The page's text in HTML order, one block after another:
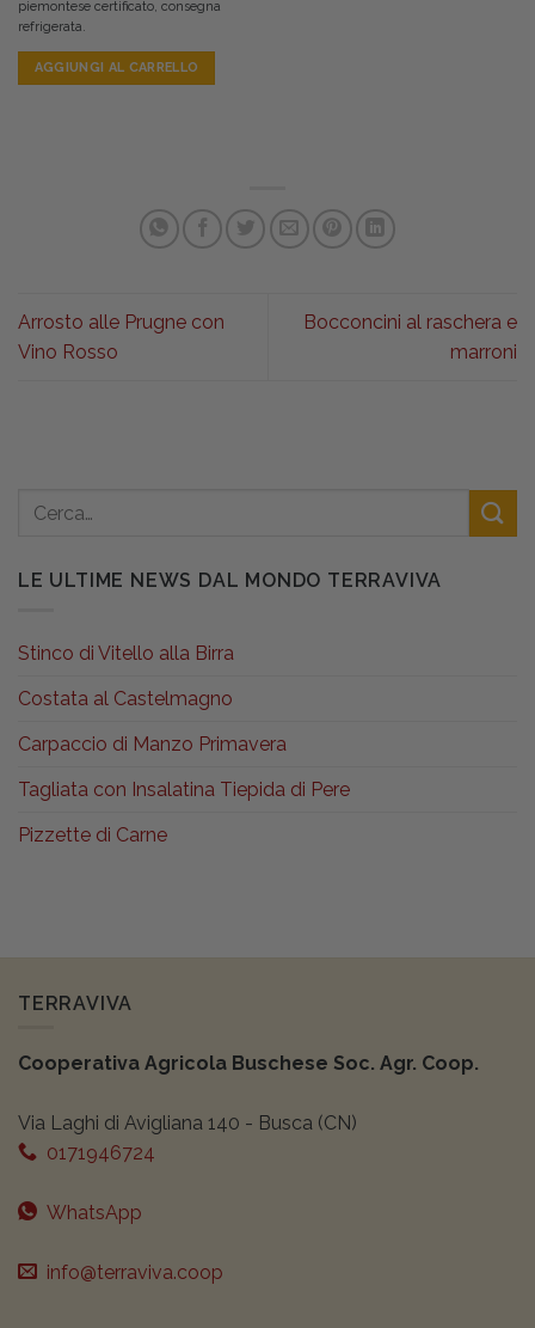
piemontese certificato, consegna
refrigerata.
AGGIUNGI AL CARRELLO
Arrosto alle Prugne con
Vino Rosso
Bocconcini al raschera e
marroni
LE ULTIME NEWS DAL MONDO TERRAVIVA
Stinco di Vitello alla Birra
Costata al Castelmagno
Carpaccio di Manzo Primavera
Tagliata con Insalatina Tiepida di Pere
Pizzette di Carne
TERRAVIVA
Cooperativa Agricola Buschese Soc. Agr. Coop.
Via Laghi di Avigliana 140 - Busca (CN)
0171946724
WhatsApp
info@terraviva.coop